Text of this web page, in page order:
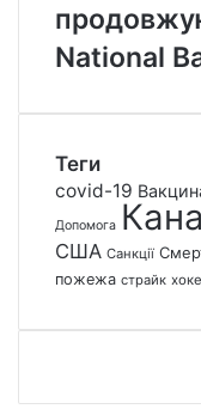
National
Теги
covid-19
Допомога
США Санкції
пожежа страйк